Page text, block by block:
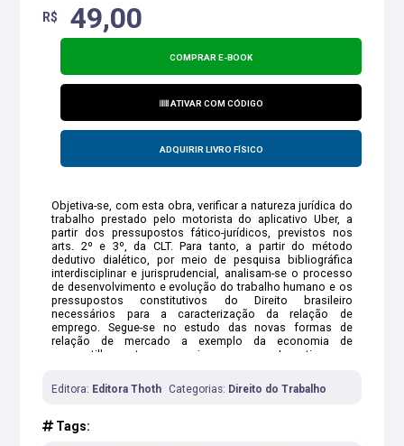
R$ 49,00
COMPRAR E-BOOK
ATIVAR COM CÓDIGO
ADQUIRIR LIVRO FÍSICO
Objetiva-se, com esta obra, verificar a natureza jurídica do
trabalho prestado pelo motorista do aplicativo Uber, a
partir dos pressupostos fático-jurídicos, previstos nos
arts. 2º e 3º, da CLT. Para tanto, a partir do método
dedutivo dialético, por meio de pesquisa bibliográfica
interdisciplinar e jurisprudencial, analisam-se o processo
de desenvolvimento e evolução do trabalho humano e os
pressupostos constitutivos do Direito brasileiro
necessários para a caracterização da relação de
emprego. Segue-se no estudo das novas formas de
relação de mercado a exemplo da economia de
compartilhamento e a gig economy. Investigam-se,
fim de constatar se a Uber se enquadra apenas como uma
empresa que explora plataforma tecnológica, ou se, de
serviço de transporte de passageiros.
Editora: Editora Thoth Categorias: Direito do Trabalho
Tags: